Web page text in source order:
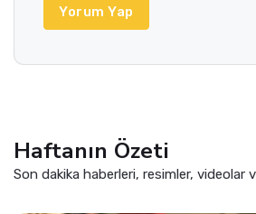
Yorum Yap
Haftanın Özeti
Son dakika haberleri, resimler, videolar